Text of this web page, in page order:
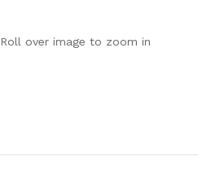
Roll over image to zoom in